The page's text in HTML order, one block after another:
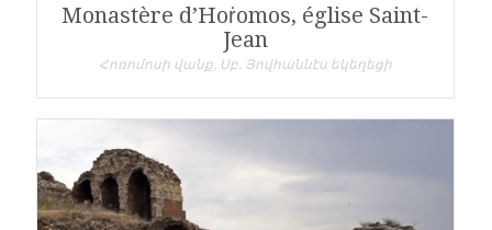
Monastère d’Hoṙomos, église Saint-
Jean
Հոռոմոսի վանք, Սբ. Յովհաննէս եկեղեցի